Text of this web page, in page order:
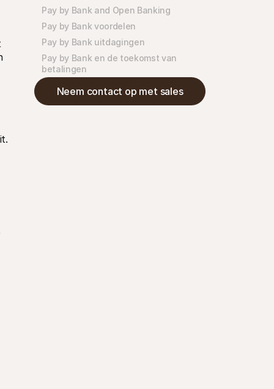
Pay by Bank and Open Banking
Pay by Bank voordelen
Pay by Bank uitdagingen
Pay by Bank en de toekomst van
betalingen
Neem contact op met sales